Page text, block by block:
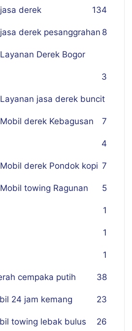
derek 134
derek pesanggrahan 8
Derek Bogor
3
jasa derek buncit
7
derek Kebagusan
4
derek Pondok kopi 7
towing Ragunan 5
1
1
1
cempaka putih 38
24 jam kemang 23
towing lebak bulus 26